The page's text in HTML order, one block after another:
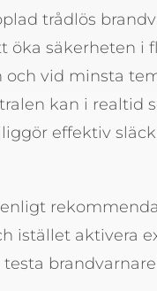
trådlös
säkerheten i
vid minsta
kan i realtid
effektiv
istället aktivera